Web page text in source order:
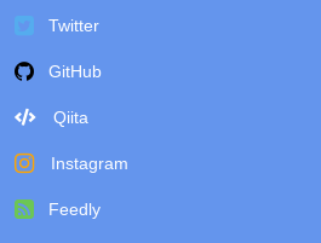
Twitter
GitHub
Qiita
Instagram
Feedly